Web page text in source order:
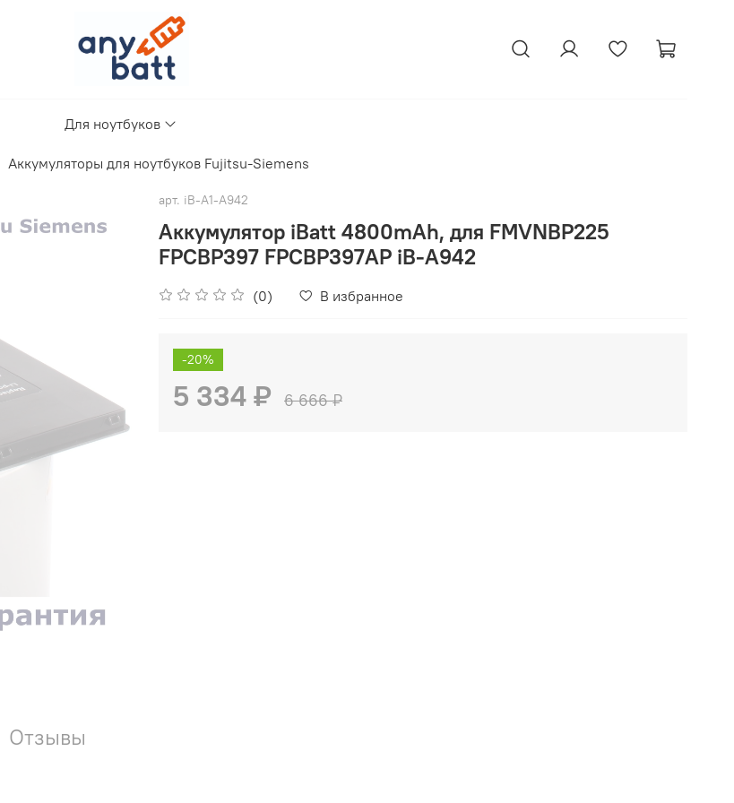
Для ноутбуков
Аккумуляторы для ноутбуков Fujitsu-Siemens
арт. iB-A1-A942
Аккумулятор iBatt 4800mAh, для FMVNBP225
FPCBP397 FPCBP397AP iB-A942
(0) В избранное
-20%
5 334 ₽ 6 666 ₽
Отзывы